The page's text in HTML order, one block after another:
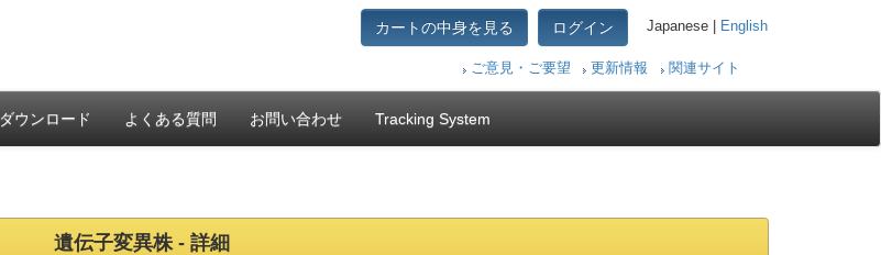
カートの中身を見る ログイン Japanese | English
ご意見・ご要望 更新情報 関連サイト
ダウンロード よくある質問 お問い合わせ Tracking System
遺伝子変異株 - 詳細